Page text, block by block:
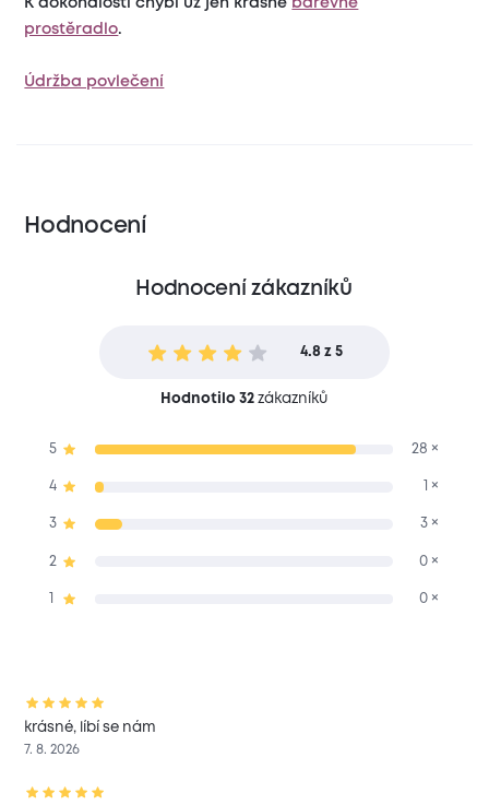
K dokonalosti chybí už jen krásné barevné
prostěradlo.
Údržba povlečení
Hodnocení
Hodnocení zákazníků
4.8 z 5
Hodnotilo 32 zákazníků
5 28 ×
4 1 ×
3 3 ×
2 0 ×
0 ×
krásné, líbí se nám
7. 8. 2026